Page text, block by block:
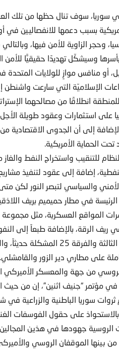
سوريا، سوف تنال حظها من تلك
بسبب دعمها للانفصاليين في
وحجر الزاوية للأمن فيها،
وسيشكّل تهديدًا حقيقيًّا للأمن
أو منافس موازٍ للولايات
الإسلاميّة التي سارعت
انطلاقًا من مصالحهما
على استثمارات وعقود طويلة
إلى أن الجدوى الاقتصادية
الحماية الأمريكية.
للتنقيب واستخراج النفط
إضافة إلى عقود لتنفيذ
والسياسي لتبصر النور لكن
الرئيسة في مطار حميميم بريف
المواقع العسكرية، مثل
في ريف اللاذقية، واللواء 93 في ريف الرقة،
والفرق التابعة لجيش النظام،
على مطاري دير الزور والقامشلي.
من جهة والمعسكر الأميركي
في مؤتمر “جنيف اثنين”، إن من
سوريا الباطنية والزراعية
على حقول الفوسفات
الروسية جهودها في هذين المجالين
بينها الموقفان الروسي